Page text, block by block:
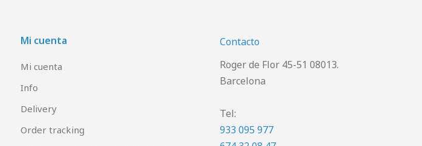
Mi cuenta
Mi cuenta
Info
Delivery
Order tracking
Contacto
Roger de Flor 45-51 08013.
Barcelona
Tel:
933 095 977